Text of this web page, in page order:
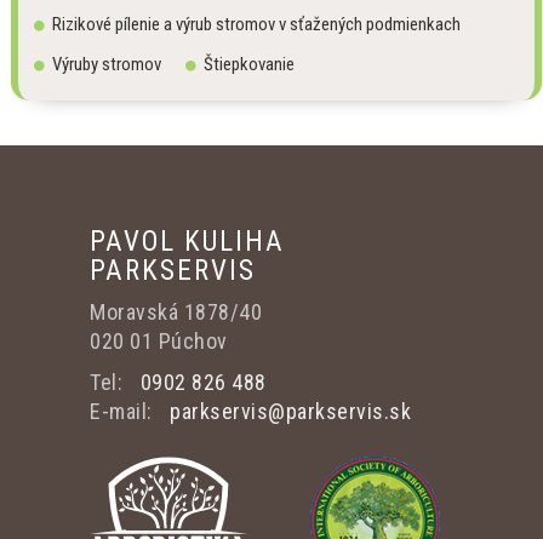
Rizikové pílenie a výrub stromov v sťažených podmienkach
Výruby stromov
Štiepkovanie
PAVOL KULIHA
PARKSERVIS
Moravská 1878/40
020 01 Púchov
Tel:
0902 826 488
E-mail:
parkservis@parkservis.sk